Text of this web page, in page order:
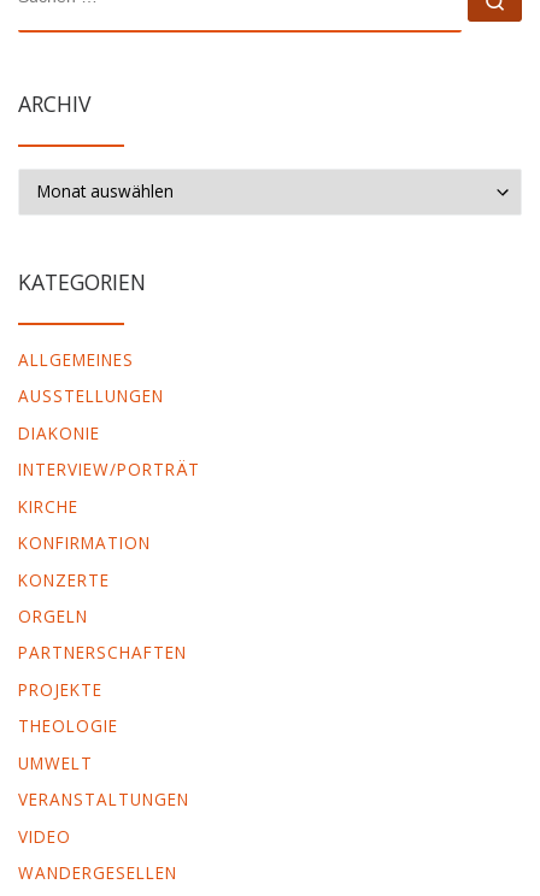
ARCHIV
KATEGORIEN
ALLGEMEINES
AUSSTELLUNGEN
DIAKONIE
INTERVIEW/PORTRÄT
KIRCHE
KONFIRMATION
KONZERTE
ORGELN
PARTNERSCHAFTEN
PROJEKTE
THEOLOGIE
UMWELT
VERANSTALTUNGEN
VIDEO
WANDERGESELLEN